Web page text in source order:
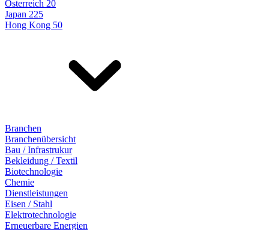
Österreich 20
Japan 225
Hong Kong 50
Branchen
Branchenübersicht
Bau / Infrastrukur
Bekleidung / Textil
Biotechnologie
Chemie
Dienstleistungen
Eisen / Stahl
Elektrotechnologie
Erneuerbare Energien